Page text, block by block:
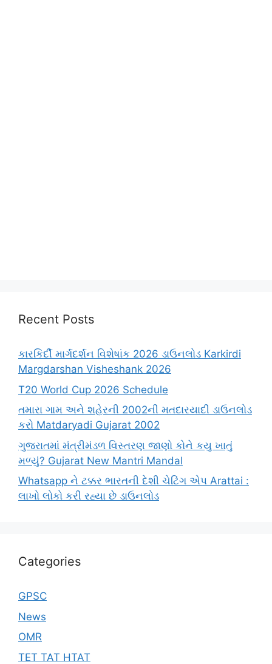
Recent Posts
કારકિર્દી માર્ગદર્શન વિશેષાંક 2026 ડાઉનલોડ Karkirdi
Margdarshan Visheshank 2026
T20 World Cup 2026 Schedule
તમારા ગામ અને શહેરની 2002ની મતદારયાદી ડાઉનલોડ
કરો Matdaryadi Gujarat 2002
ગુજરાતમાં મંત્રીમંડળ વિસ્તરણ જાણો કોને કયુ ખાતું
મળ્યું? Gujarat New Mantri Mandal
Whatsapp ને ટક્કર ભારતની દેશી ચેટિંગ એપ Arattai :
લાખો લોકો કરી રહ્યા છે ડાઉનલોડ
Categories
GPSC
News
OMR
TET TAT HTAT